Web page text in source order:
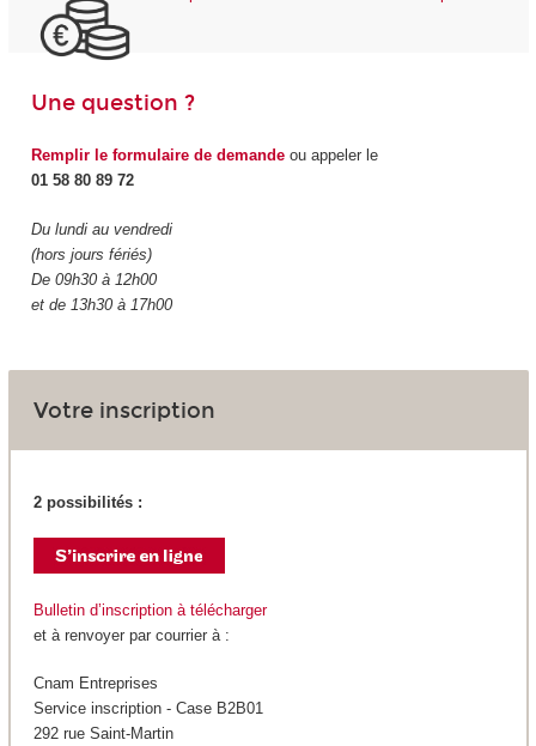
Une question ?
Remplir le formulaire de demandeou appeler le
01 58 80 89 72
Du lundi au vendredi
(hors jours fériés)
De 09h30 à 12h00
et de 13h30 à 17h00
Votre inscription
2 possibilités :
Bulletin d’inscription à télécharger
et à renvoyer par courrier à :
Cnam Entreprises
Service inscription - Case B2B01
292 rue Saint-Martin